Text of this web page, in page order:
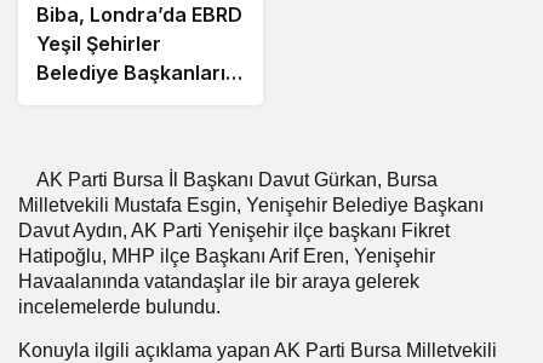
Biba, Londra’da EBRD
Yeşil Şehirler
Belediye Başkanları
AK Parti Bursa İl Başkanı Davut Gürkan, Bursa
Milletvekili Mustafa Esgin, Yenişehir Belediye Başkanı
Davut Aydın, AK Parti Yenişehir ilçe başkanı Fikret
Hatipoğlu, MHP ilçe Başkanı Arif Eren, Yenişehir
Havaalanında vatandaşlar ile bir araya gelerek
incelemelerde bulundu.
Konuyla ilgili açıklama yapan AK Parti Bursa Milletvekili